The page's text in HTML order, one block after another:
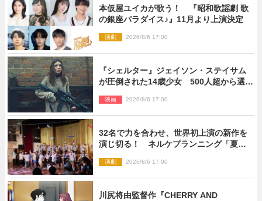
本仮屋ユイカが歌う！ 『昭和歌謡劇 歌
の銀座パラダイス♪』11月より上演決定
演劇 2026/8/6 17:00
『シェルター』ジェイソン・ステイサム
が圧倒された14歳少女 500人超から選出
とは
映画 2026/8/6 17:00
32名で力を合わせ、世界初上演の新作を
演じ切る！ ネルケプランニング「夏休
ト【最終日】
演劇 2026/8/6 17:00
川尻将由監督作『CHERRY AND